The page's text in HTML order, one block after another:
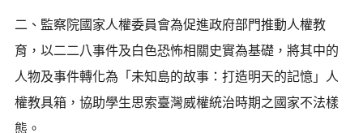
二、監察院國家人權委員會為促進政府部門推動人權教
育，以二二八事件及白色恐怖相關史實為基礎，將其中的
人物及事件轉化為「未知島的故事：打造明天的記憶」人
權教具箱，協助學生思索臺灣威權統治時期之國家不法樣
態。